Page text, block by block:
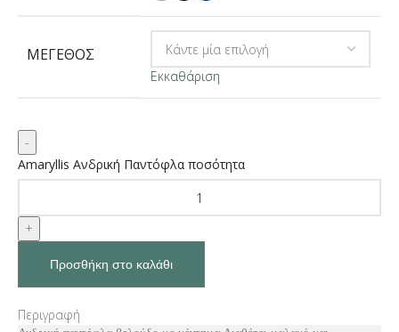
ΜΈΓΕΘΟΣ
Εκκαθάριση
Amaryllis Ανδρική Παντόφλα ποσότητα
Προσθήκη στο καλάθι
Περιγραφή